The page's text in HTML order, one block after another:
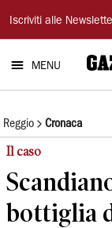
Gazzetta
di
Reggio
Iscriviti alle
MENU
Reggio Cronaca
Il caso
bottiglia